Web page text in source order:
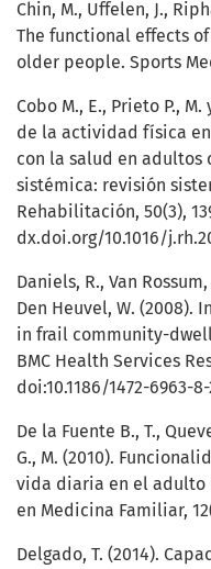
Chin, M., Uffelen, J.,
The functional effects
older people. Sports
Cobo M., E., Prieto P.,
de la actividad física
con la salud en
sistémica: revisión
Rehabilitación, 50(3),
dx.doi.org/10.1016/
Daniels, R., Van
Den Heuvel, W.
in frail community-
BMC Health Services
doi:10.1186/1472-6963-8-
De la Fuente B., T.,
G., M. (2010).
vida diaria en el adulto
en Medicina Familiar,
Delgado, T. (2014).